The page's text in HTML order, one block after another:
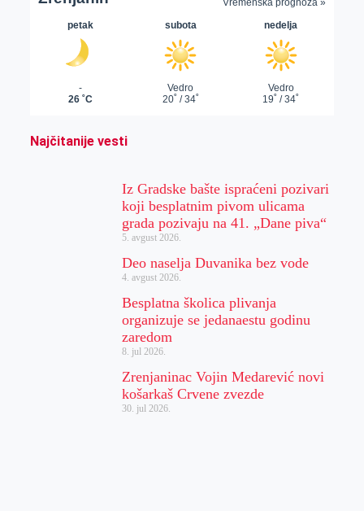
Najčitanije vesti
Iz Gradske bašte ispraćeni pozivari
koji besplatnim pivom ulicama
grada pozivaju na 41. „Dane piva“
5. avgust 2026.
Deo naselja Duvanika bez vode
4. avgust 2026.
Besplatna školica plivanja
organizuje se jedanaestu godinu
zaredom
8. jul 2026.
Zrenjaninac Vojin Medarević novi
košarkaš Crvene zvezde
30. jul 2026.